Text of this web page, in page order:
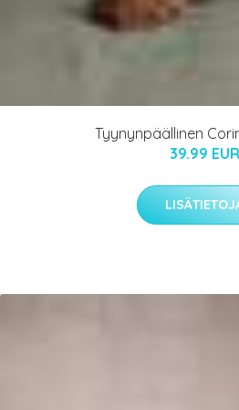
Tyynynpäällinen
39.99 EUR